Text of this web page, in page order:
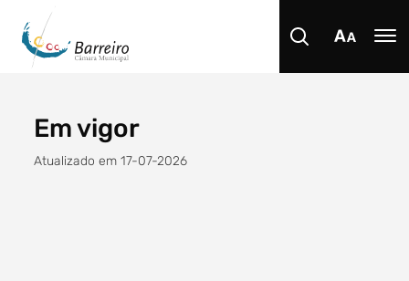
Procurar
Em vigor
Atualizado em 17-07-2026